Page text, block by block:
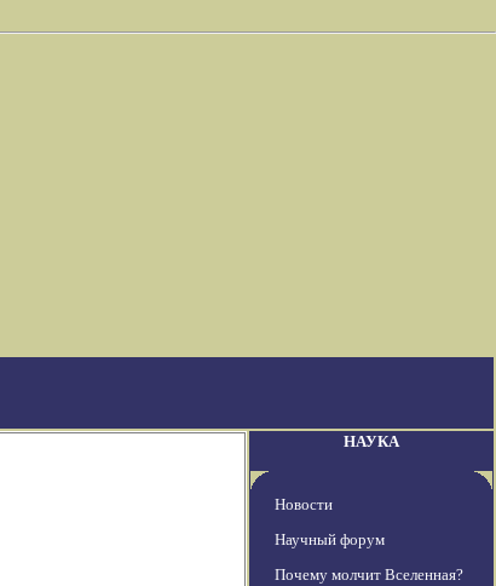
НАУКА
Новости
Научный форум
Почему молчит Вселенная?